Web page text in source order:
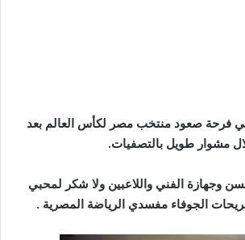
فرحة صعود منتخب مصر لكأس العالم بعد
مشوار طويل بالتصفيات.
وجهازة الفني واللاعبين ولا شكر لمحبي
الجوفاء مفسدي الرياضة المصرية .